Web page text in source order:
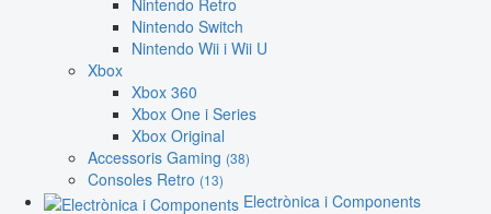
Nintendo Retro
Nintendo Switch
Nintendo Wii i Wii U
Xbox
Xbox 360
Xbox One i Series
Xbox Original
Accessoris Gaming (38)
Consoles Retro (13)
Electrònica i Components